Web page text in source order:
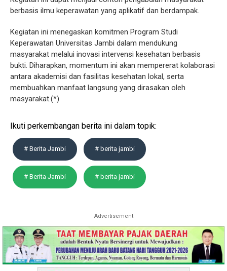
berbasis ilmu keperawatan yang aplikatif dan berdampak.
Kegiatan ini menegaskan komitmen Program Studi
Keperawatan Universitas Jambi dalam mendukung
masyarakat melalui inovasi intervensi kesehatan berbasis
bukti. Diharapkan, momentum ini akan mempererat kolaborasi
antara akademisi dan fasilitas kesehatan lokal, serta
membuahkan manfaat langsung yang dirasakan oleh
masyarakat.(*)
Ikuti perkembangan berita ini dalam topik:
# Berita Jambi # berita jambi
# Berita Jambi # berita jambi
Advertisement